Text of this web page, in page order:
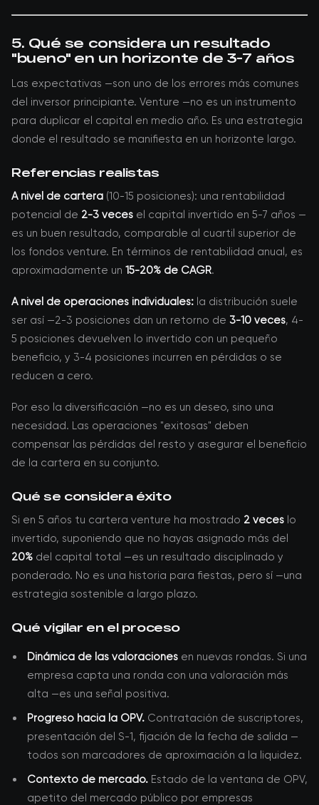
5. Qué se considera un resultado
"bueno" en un horizonte de 3-7 años
Las expectativas —son uno de los errores más comunes
del inversor principiante. Venture —no es un instrumento
para duplicar el capital en medio año. Es una estrategia
donde el resultado se manifiesta en un horizonte largo.
Referencias realistas
A nivel de cartera (10-15 posiciones): una rentabilidad
potencial de 2-3 veces el capital invertido en 5-7 años —
es un buen resultado, comparable al cuartil superior de
los fondos venture. En términos de rentabilidad anual, es
aproximadamente un 15-20% de CAGR.
A nivel de operaciones individuales: la distribución suele
ser así —2-3 posiciones dan un retorno de 3-10 veces, 4-
5 posiciones devuelven lo invertido con un pequeño
beneficio, y 3-4 posiciones incurren en pérdidas o se
reducen a cero.
Por eso la diversificación —no es un deseo, sino una
necesidad. Las operaciones "exitosas" deben
compensar las pérdidas del resto y asegurar el beneficio
de la cartera en su conjunto.
Qué se considera éxito
Si en 5 años tu cartera venture ha mostrado 2 veces lo
invertido, suponiendo que no hayas asignado más del
20% del capital total —es un resultado disciplinado y
ponderado. No es una historia para fiestas, pero sí —una
estrategia sostenible a largo plazo.
Qué vigilar en el proceso
Dinámica de las valoraciones en nuevas rondas. Si una
empresa capta una ronda con una valoración más
alta —es una señal positiva.
Progreso hacia la OPV. Contratación de suscriptores,
presentación del S-1, fijación de la fecha de salida —
todos son marcadores de aproximación a la liquidez.
Contexto de mercado. Estado de la ventana de OPV,
apetito del mercado público por empresas